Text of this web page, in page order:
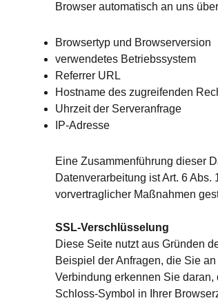
Browser automatisch an uns
Browsertyp und Browserversion
verwendetes Betriebssystem
Referrer URL
Hostname des zugreifenden
Uhrzeit der Serveranfrage
IP-Adresse
Eine Zusammenführung dieser
Datenverarbeitung ist Art. 6
vorvertraglicher Maßnahmen
SSL-Verschlüsselung
Diese Seite nutzt aus Gründen
Beispiel der Anfragen, die Sie
Verbindung erkennen Sie daran,
Schloss-Symbol in Ihrer